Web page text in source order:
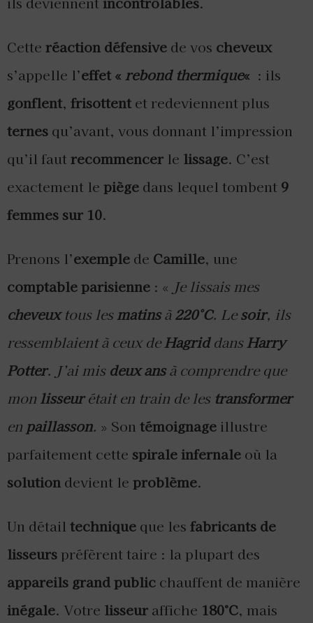
Cette réaction défensive de vos cheveux
s’appelle l’effet « rebond thermique« : ils
gonflent, frisottent et redeviennent plus
ternes qu’avant, vous donnant l’impression
qu’il faut recommencer le lissage. C’est
exactement le piège dans lequel tombent 9
femmes sur 10.
Prenons l’exemple de Camille, une
comptable parisienne : « Je lissais mes
cheveuxtous lesmatinsà220°C. Lesoir, ils
ressemblaient à ceux deHagriddansHarry
Potter. J’ai mis deux ansà comprendre que
mon lisseurétait en train de les transformer
en paillasson. » Son témoignage illustre
parfaitement cette spirale infernale où la
solution devient le problème.
Un détail technique que les fabricants de
lisseurs préfèrent taire : la plupart des
appareils grand public chauffent de manière
inégale. Votre lisseur affiche 180°C, mais